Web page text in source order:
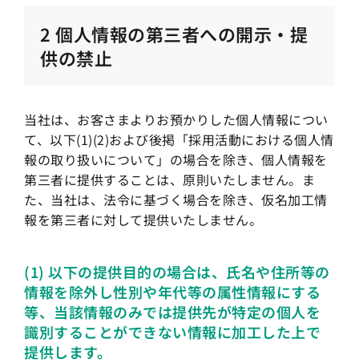
2 個人情報の第三者への開示・提
供の禁止
当社は、お客さまよりお預かりした個人情報につい
て、以下(1)(2)および後掲「採用活動における個人情
報の取り扱いについて」の場合を除き、個人情報を
第三者に提供することは、原則いたしません。ま
た、当社は、法令に基づく場合を除き、仮名加工情
報を第三者に対して提供いたしません。
(1) 以下の提供目的の場合は、氏名や住所等の
情報を除外し性別や年代等の属性情報にする
等、当該情報のみでは提供先が特定の個人を
識別することができない情報に加工した上で
提供します。